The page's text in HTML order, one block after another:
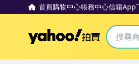
首頁購物中心帳務中心信箱App
Yahoo拍賣